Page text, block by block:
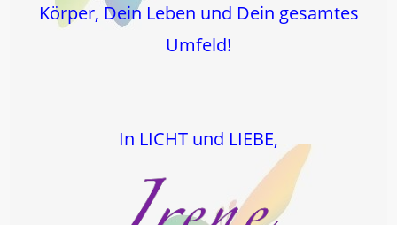
Körper, Dein Leben und Dein gesamtes
Umfeld!
In LICHT und LIEBE,